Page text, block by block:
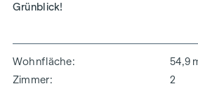
Grünblick!
Wohnfläche
54,9
Zimmer
2